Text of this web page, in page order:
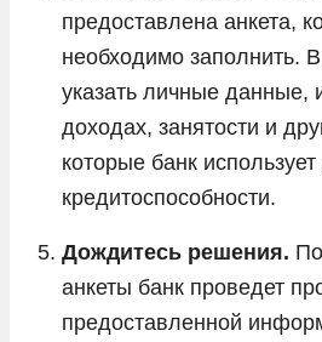
предоставлена анкета,
необходимо заполнить.
указать личные
доходах, занятости и
которые банк
кредитоспособности.
Дождитесь решения.
анкеты банк проведет
предоставленной